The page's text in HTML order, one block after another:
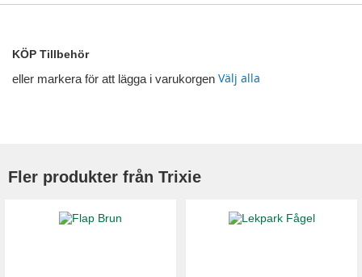
KÖP Tillbehör
eller markera för att lägga i varukorgen Välj alla
Fler produkter från Trixie